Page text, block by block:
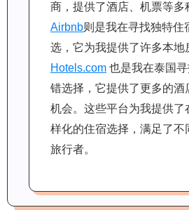
商，提供了酒店、机票等多
Airbnb则是我在寻找独特住
选，它为我提供了许多本地
Hotels.com 也是我在泰国
错选择，它提供了更多的酒
机会。这些平台为我提供了
样化的住宿选择，满足了不
旅行者。